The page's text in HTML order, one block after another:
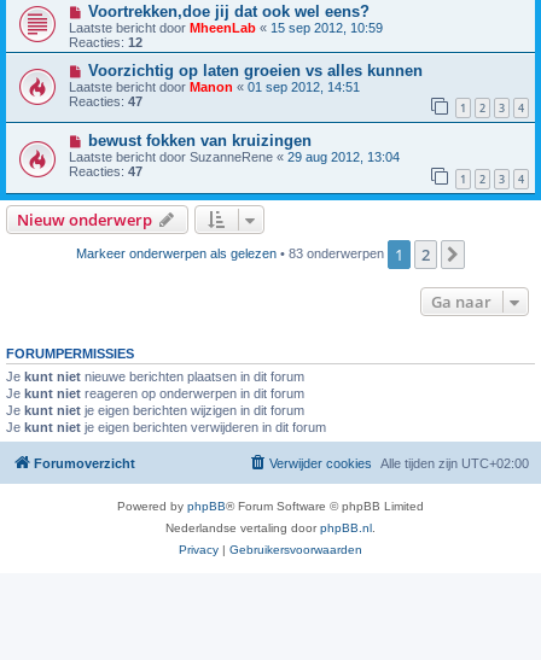
Voortrekken,doe jij dat ook wel eens?
Laatste bericht door MheenLab « 15 sep 2012, 10:59
Reacties: 12
Voorzichtig op laten groeien vs alles kunnen
Laatste bericht door Manon « 01 sep 2012, 14:51
Reacties: 47 1 2 3 4
bewust fokken van kruizingen
Laatste bericht door SuzanneRene « 29 aug 2012, 13:04
Reacties: 47 1 2 3 4
Nieuw onderwerp
Markeer onderwerpen als gelezen • 83 onderwerpen 1 2
Ga naar
FORUMPERMISSIES
Je kunt niet nieuwe berichten plaatsen in dit forum
Je kunt niet reageren op onderwerpen in dit forum
Je kunt niet je eigen berichten wijzigen in dit forum
Je kunt niet je eigen berichten verwijderen in dit forum
Forumoverzicht Alle tijden zijn UTC+02:00
Verwijder cookies
Powered by phpBB® Forum Software © phpBB Limited
Nederlandse vertaling doorphpBB.nl .
Privacy
Gebruikersvoorwaarden